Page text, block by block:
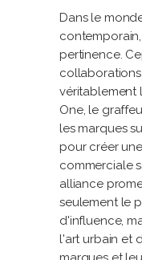
Dans le
pertinence.
véritablement
One, le
les marques
pour créer
commerciale
alliance
seulement le
d'influence,
l'art urbain et